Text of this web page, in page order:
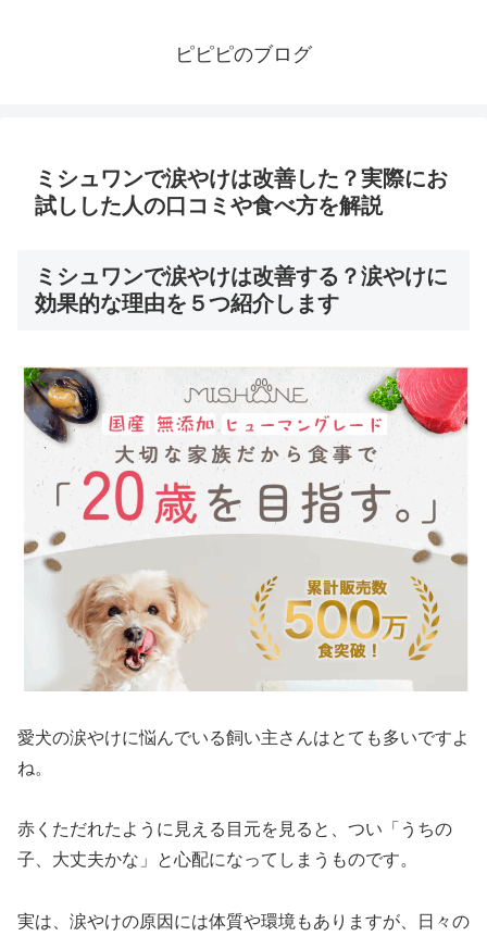
ピピピのブログ
ミシュワンで涙やけは改善した？実際にお
試しした人の口コミや食べ方を解説
ミシュワンで涙やけは改善する？涙やけに
効果的な理由を５つ紹介します
愛犬の涙やけに悩んでいる飼い主さんはとても多いですよ
ね。
赤くただれたように見える目元を見ると、つい「うちの
子、大丈夫かな」と心配になってしまうものです。
実は、涙やけの原因には体質や環境もありますが、日々の